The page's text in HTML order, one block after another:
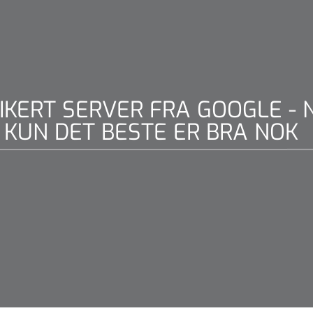
SERVER FRA GOOGLE -
KUN DET BESTE ER BRA NOK